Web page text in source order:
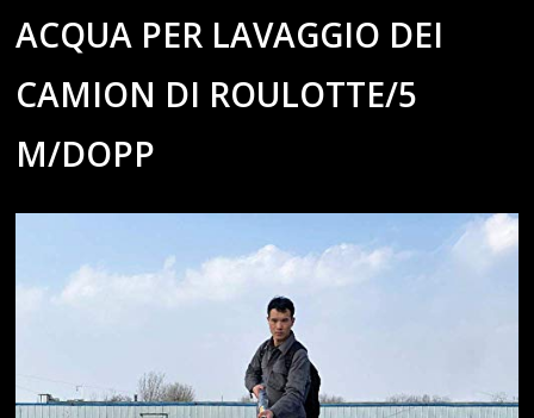
ACQUA PER LAVAGGIO DEI
CAMION DI ROULOTTE/5
M/DOPP